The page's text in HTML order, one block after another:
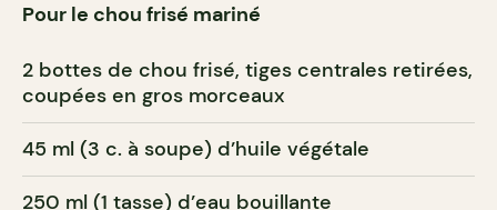
Pour le chou frisé mariné
2 bottes de chou frisé, tiges centrales retirées,
coupées en gros morceaux
45 ml (3 c. à soupe) d’huile végétale
250 ml (1 tasse) d’eau bouillante